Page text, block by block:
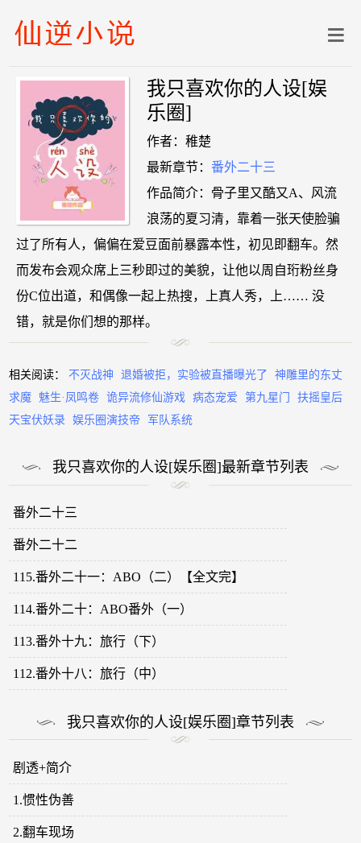
我只喜欢你的人设[娱
乐圈]
作者：稚楚
最新章节：番外二十三
作品简介：骨子里又酷又A、风流
浪荡的夏习清，靠着一张天使脸骗
过了所有人，偏偏在爱豆面前暴露本性，初见即翻车。然
而发布会观众席上三秒即过的美貌，让他以周自珩粉丝身
份C位出道，和偶像一起上热搜，上真人秀，上…… 没
错，就是你们想的那样。
相关阅读： 不灭战神 退婚被拒，实验被直播曝光了
神雕里的东丈
求魔
魅生·凤鸣卷 诡异流修仙游戏 病态宠爱 第九星门
扶摇皇后
天宝伏妖录
娱乐圈演技帝 军队系统
我只喜欢你的人设[娱乐圈]最新章节列表
番外二十三
番外二十二
115.番外二十一：ABO（二）【全文完】
114.番外二十：ABO番外（一）
113.番外十九：旅行（下）
112.番外十八：旅行（中）
我只喜欢你的人设[娱乐圈]章节列表
剧透+简介
1.惯性伪善
2.翻车现场